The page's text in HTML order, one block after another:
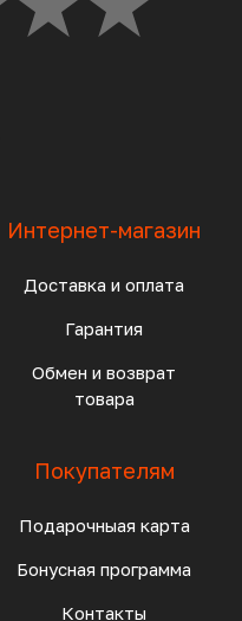
Интернет-магазин
Доставка и оплата
Гарантия
Обмен и возврат
товара
Покупателям
Подарочныая карта
Бонусная программа
Контакты